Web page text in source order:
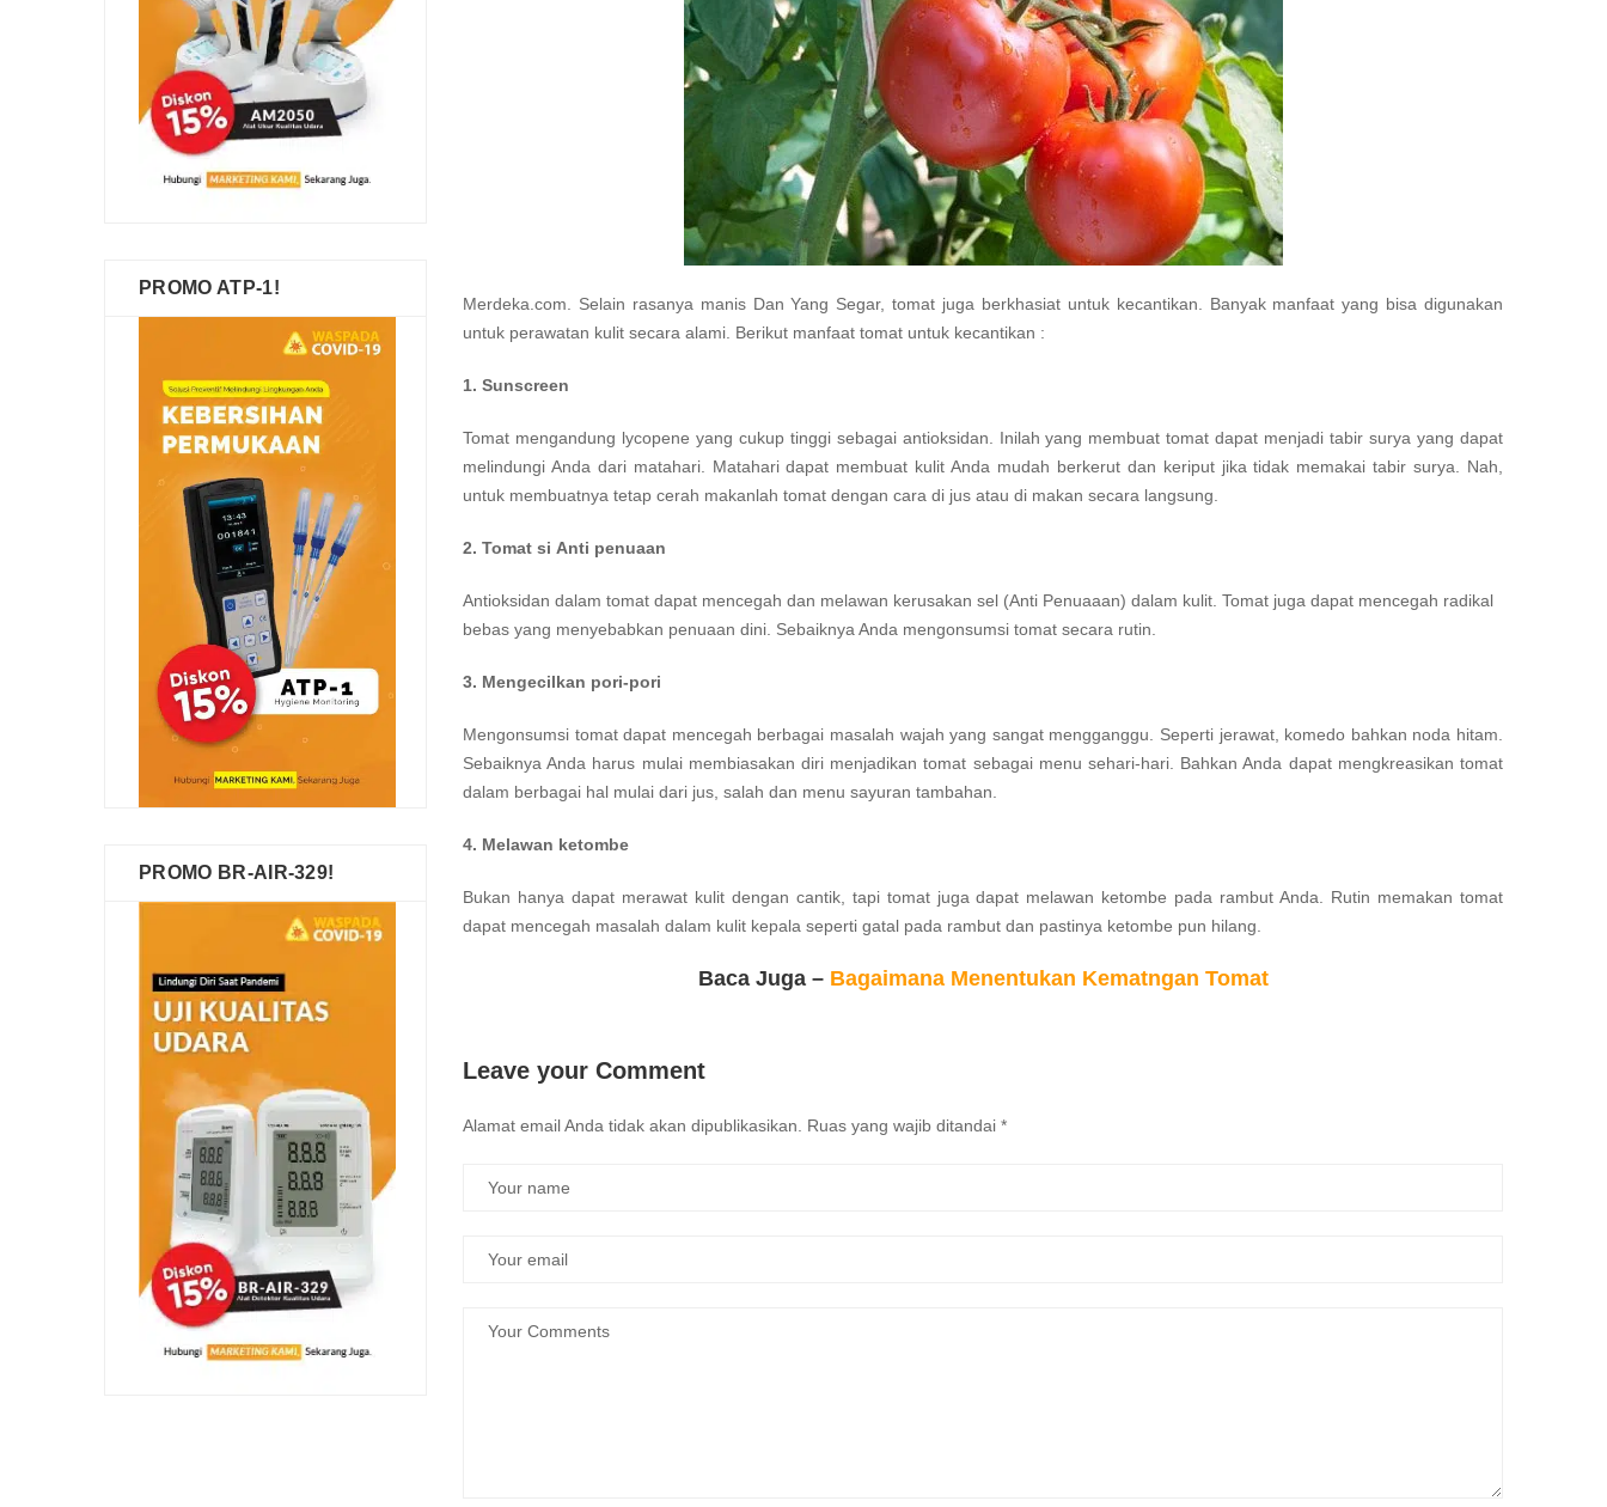
Merdeka.com. Selain rasanya manis Dan Yang Segar, tomat juga berkhasiat untuk kecantikan. Banyak manfaat yang bisa digunakan
untuk perawatan kulit secara alami. Berikut manfaat tomat untuk kecantikan :
1. Sunscreen
Tomat mengandung lycopene yang cukup tinggi sebagai antioksidan. Inilah yang membuat tomat dapat menjadi tabir surya yang dapat
melindungi Anda dari matahari. Matahari dapat membuat kulit Anda mudah berkerut dan keriput jika tidak memakai tabir surya. Nah,
untuk membuatnya tetap cerah makanlah tomat dengan cara di jus atau di makan secara langsung.
2. Tomat si Anti penuaan
Antioksidan dalam tomat dapat mencegah dan melawan kerusakan sel (Anti Penuaaan) dalam kulit. Tomat juga dapat mencegah radikal
bebas yang menyebabkan penuaan dini. Sebaiknya Anda mengonsumsi tomat secara rutin.
3. Mengecilkan pori-pori
Mengonsumsi tomat dapat mencegah berbagai masalah wajah yang sangat mengganggu. Seperti jerawat, komedo bahkan noda hitam.
Sebaiknya Anda harus mulai membiasakan diri menjadikan tomat sebagai menu sehari-hari. Bahkan Anda dapat mengkreasikan tomat
dalam berbagai hal mulai dari jus, salah dan menu sayuran tambahan.
4. Melawan ketombe
Bukan hanya dapat merawat kulit dengan cantik, tapi tomat juga dapat melawan ketombe pada rambut Anda. Rutin memakan tomat
dapat mencegah masalah dalam kulit kepala seperti gatal pada rambut dan pastinya ketombe pun hilang.
Baca Juga – Bagaimana Menentukan Kematngan Tomat
Leave your Comment
Alamat email Anda tidak akan dipublikasikan. Ruas yang wajib ditandai *
PROMO ATP-1!
PROMO BR-AIR-329!